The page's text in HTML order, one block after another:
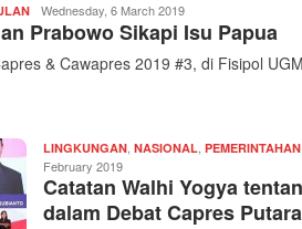
Redaksi
|
kabarkota
Wednesday, 6 March 2019
Prabowo Sikapi Isu Papua
& Cawapres 2019 #3, di Fisipol
LINGKUNGAN NASIONAL PEMERINTAHAN
February 2019
Catatan Walhi Yogya
dalam Debat Capres